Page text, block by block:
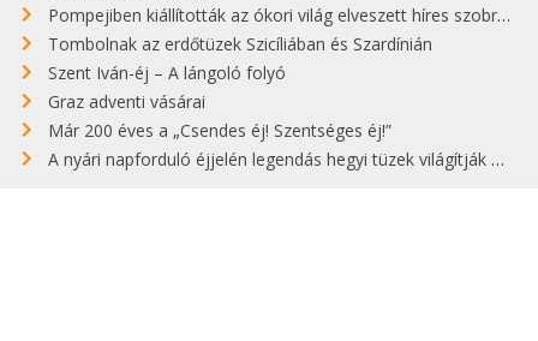
Pompejiben kiállították az ókori világ elveszett híres szobrának másolatát
Tombolnak az erdőtüzek Szicíliában és Szardínián
Szent Iván-éj – A lángoló folyó
Graz adventi vásárai
Már 200 éves a „Csendes éj! Szentséges éj!”
A nyári napforduló éjjelén legendás hegyi tüzek világítják meg Zugspitzét